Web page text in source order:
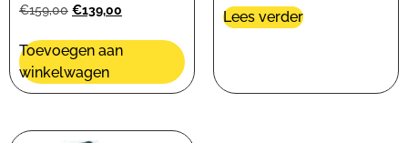
€159,00 €139,00
Toevoegen aan
winkelwagen
Lees verder